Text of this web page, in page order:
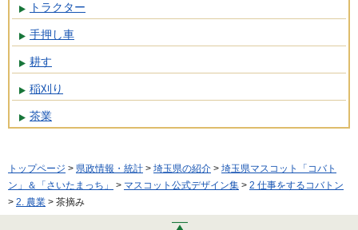
トラクター
手押し車
耕す
稲刈り
茶業
トップページ > 県政情報・統計 > 埼玉県の紹介 > 埼玉県マスコット「コバト
ン」＆「さいたまっち」
> マスコット公式デザイン集 > 2 仕事をするコバトン
> 2. 農業 > 茶摘み